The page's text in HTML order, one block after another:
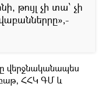
թույլ չի տա՝ չի
վերջնականապես
ՀՀԿ ԳՄ և